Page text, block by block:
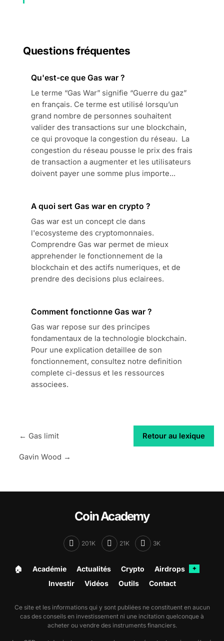
Questions fréquentes
Qu'est-ce que Gas war ?
Le terme “Gas War” signifie “Guerre du gaz”
en français. Ce terme est utilisé lorsqu’un
grand nombre de personnes souhaitent
valider des transactions sur une blockchain,
ce qui provoque la congestion du réseau. La
congestion du réseau pousse le prix des frais
de transaction a augmenter et les utilisateurs
doivent payer une somme plus importe...
A quoi sert Gas war en crypto ?
Gas war est un concept cle dans
l'ecosysteme des cryptomonnaies.
Comprendre Gas war permet de mieux
apprehender le fonctionnement de la
blockchain et des actifs numeriques, et de
prendre des decisions plus eclairees.
Comment fonctionne Gas war ?
Gas war repose sur des principes
fondamentaux de la technologie blockchain.
Pour une explication detaillee de son
fonctionnement, consultez notre definition
complete ci-dessus et les ressources
associees.
← Gas limit Retour au lexique
Gavin Wood →
Coin Academy
201K 21K 3K
🏠︎ Académie Actualités Crypto Airdrops ✦
Investir Vidéos Outils Contact
Ce site et les informations qui y sont publiées ne constituent en aucun
cas des conseils en investissement ni une incitation quelconque à
acheter ou vendre des instruments financiers.